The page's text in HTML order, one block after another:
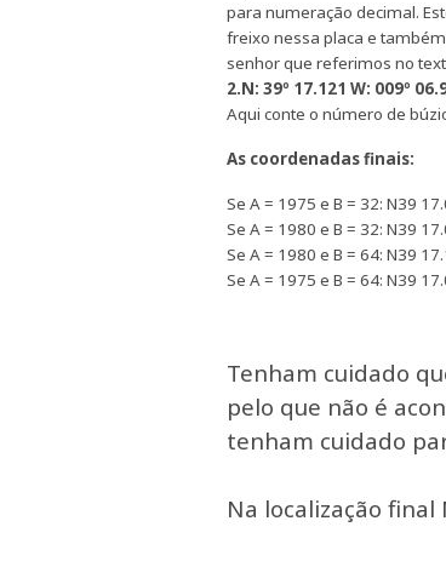
para numeração decimal.
freixo nessa placa e
senhor que referimos no
2.N: 39º 17.121 W: 009º
Aqui conte o número de
As coordenadas finais:
Se A = 1975 e B = 32: N39
Se A = 1980 e B = 32: N39
Se A = 1980 e B = 64: N39
Se A = 1975 e B = 64: N39
Tenham cuidado
pelo que não é
tenham cuidado
Na localização final